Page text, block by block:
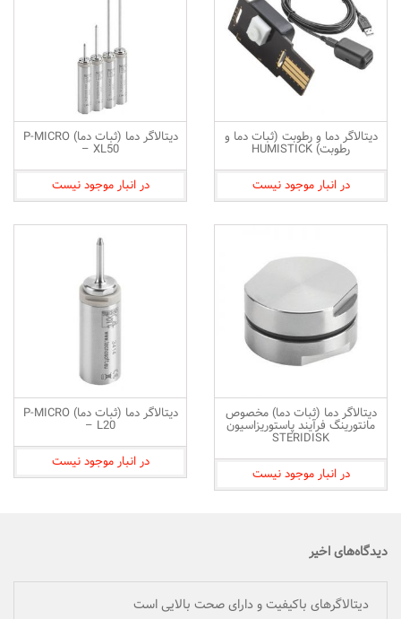
دیتالاگر دما و رطوبت (ثبات دما و
رطوبت) HUMISTICK
در انبار موجود نیست
دیتالاگر دما (ثبات دما) P-MICRO
– XL50
در انبار موجود نیست
دیتالاگر دما (ثبات دما) مخصوص
مانتورینگ فرآیند پاستوریزاسیون
STERIDISK
در انبار موجود نیست
دیتالاگر دما (ثبات دما) P-MICRO
– L20
در انبار موجود نیست
دیدگاه‌های اخیر
دیتالاگرهای باکیفیت و دارای صحت بالایی است